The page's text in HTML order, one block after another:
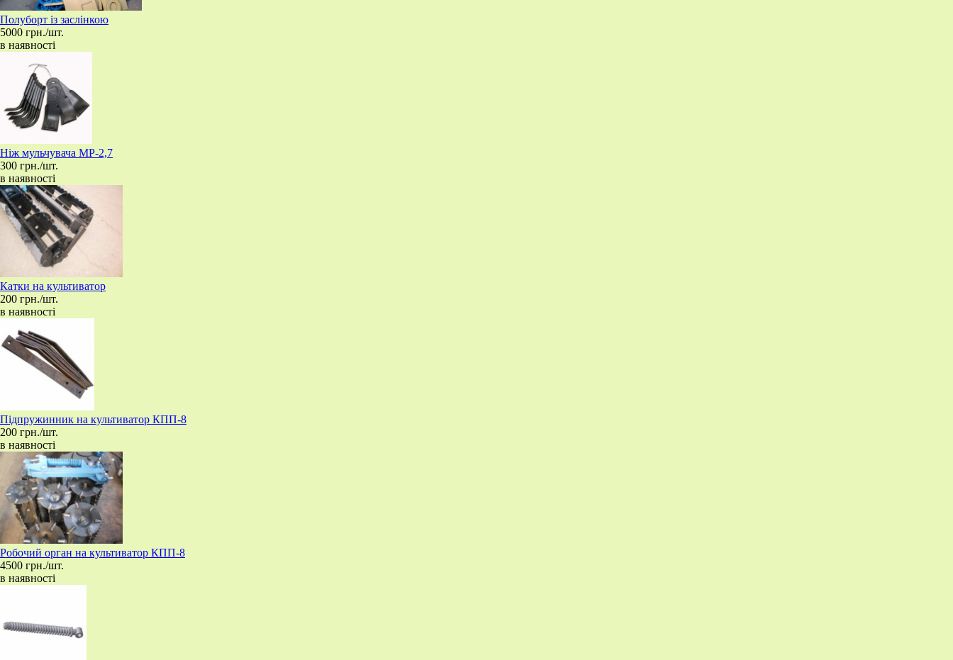
Полуборт із заслінкою
5000 грн./шт.
в наявності
Ніж мульчувача МР-2,7
300 грн./шт.
в наявності
Катки на культиватор
200 грн./шт.
в наявності
Підпружинник на культиватор КПП-8
200 грн./шт.
в наявності
Робочий орган на культиватор КПП-8
4500 грн./шт.
в наявності